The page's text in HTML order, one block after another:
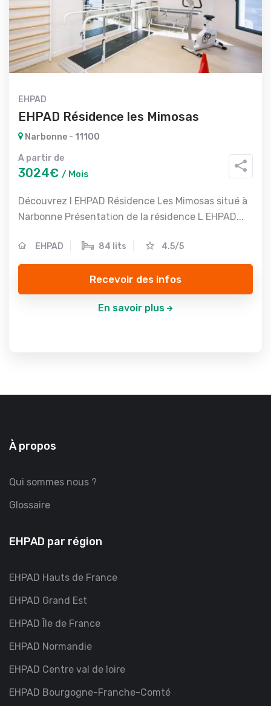
EHPAD
EHPAD Résidence les Mimosas
Narbonne - 11100
A partir de
3024€ / Mois
Découvrez l EHPAD Résidence Les Mimosas situé à
Narbonne Présentation de la résidence L EHPAD...
EHPAD 84 lits 4.5/5
Recevoir des infos
En savoir plus
À propos
Qui sommes nous ?
Glossaire
EHPAD par région
EHPAD Hauts de France
EHPAD Grand Est
EHPAD Île de France
EHPAD Normandie
EHPAD Centre val de loire
EHPAD Bourgogne-Franche-Comté